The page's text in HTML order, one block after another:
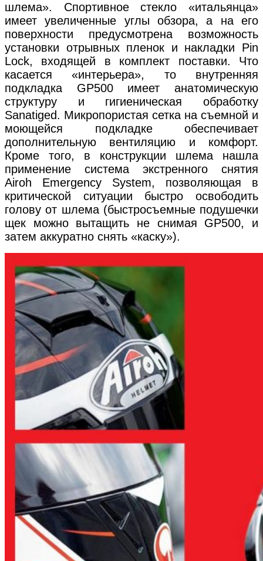
шлема». Спортивное стекло «итальянца»
имеет увеличенные углы обзора, а на его
поверхности предусмотрена возможность
установки отрывных пленок и накладки Pin
Lock, входящей в комплект поставки. Что
касается «интерьера», то внутренняя
подкладка GP500 имеет анатомическую
структуру и гигиеническая обработку
Sanatiged. Микропористая сетка на съемной и
моющейся подкладке обеспечивает
дополнительную вентиляцию и комфорт.
Кроме того, в конструкции шлема нашла
применение система экстренного снятия
Airoh Emergency System, позволяющая в
критической ситуации быстро освободить
голову от шлема (быстросъемные подушечки
щек можно вытащить не снимая GP500, и
затем аккуратно снять «каску»).